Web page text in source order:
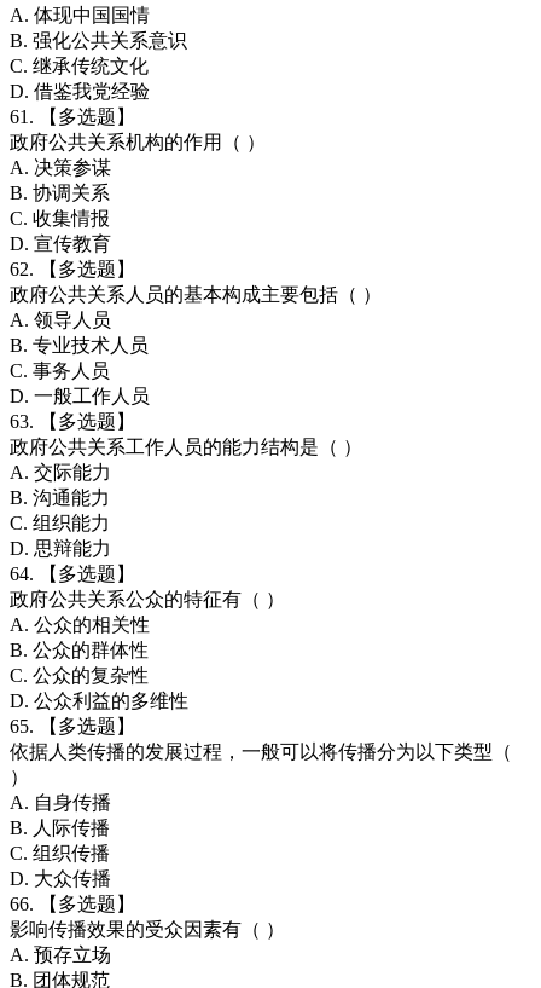
A. 体现中国国情
B. 强化公共关系意识
C. 继承传统文化
D. 借鉴我党经验
61. 【多选题】
政府公共关系机构的作用（ ）
A. 决策参谋
B. 协调关系
C. 收集情报
D. 宣传教育
62. 【多选题】
政府公共关系人员的基本构成主要包括（ ）
A. 领导人员
B. 专业技术人员
C. 事务人员
D. 一般工作人员
63. 【多选题】
政府公共关系工作人员的能力结构是（ ）
A. 交际能力
B. 沟通能力
C. 组织能力
D. 思辩能力
64. 【多选题】
政府公共关系公众的特征有（ ）
A. 公众的相关性
B. 公众的群体性
C. 公众的复杂性
D. 公众利益的多维性
65. 【多选题】
依据人类传播的发展过程，一般可以将传播分为以下类型（
）
A. 自身传播
B. 人际传播
C. 组织传播
D. 大众传播
66. 【多选题】
影响传播效果的受众因素有（ ）
A. 预存立场
B. 团体规范